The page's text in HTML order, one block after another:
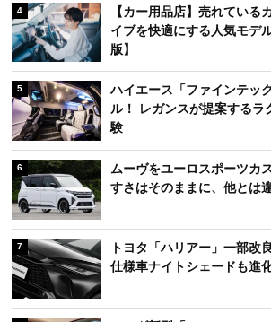
4
【カー用品店】売れている
イブを快適にする人気モデ
版】
5
ハイエース「ファインテッ
ル！ レガンスが提案するラ
験
6
ムーヴをユーロスポーツカ
すさはそのままに、他とは
7
トヨタ「ハリアー」一部
仕様車ナイトシェードも進